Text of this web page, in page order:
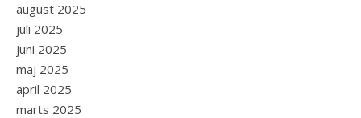
august 2025
juli 2025
juni 2025
maj 2025
april 2025
marts 2025